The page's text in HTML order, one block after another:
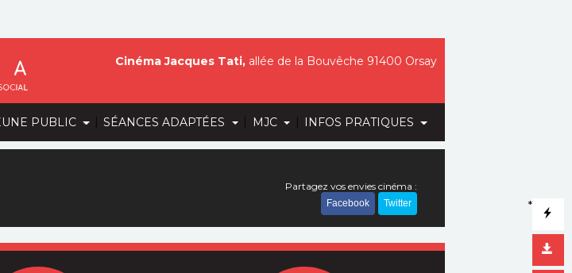
PUBLIC | SÉANCES ADAPTÉES | MJC | INFOS PRATIQUES
*
Cinéma Jacques Tati, allée de la Bouvêche 91400 Orsay
Partagez vos envies cinéma :
Facebook Twitter